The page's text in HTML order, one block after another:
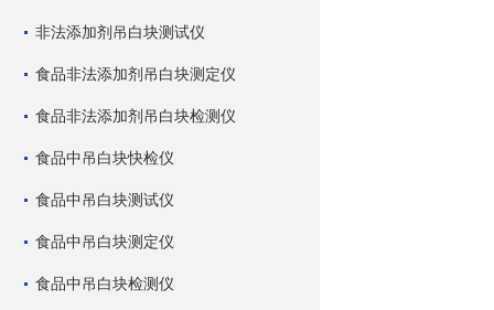
非法添加剂吊白块测试仪
食品非法添加剂吊白块测定仪
食品非法添加剂吊白块检测仪
食品中吊白块快检仪
食品中吊白块测试仪
食品中吊白块测定仪
食品中吊白块检测仪